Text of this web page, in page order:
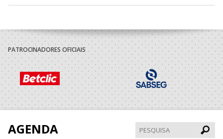
PATROCINADORES OFICIAIS
AGENDA